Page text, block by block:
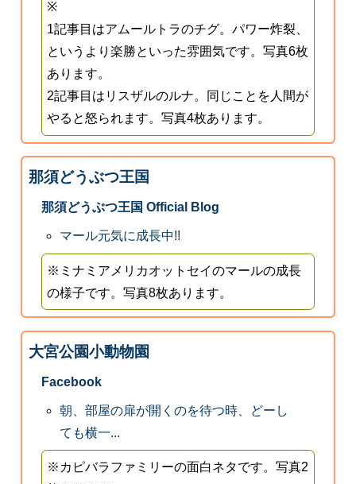
※
1記事目はアムールトラのチグ。パワー炸裂、
というより楽勝といった雰囲気です。写真6枚
あります。
2記事目はリスザルのルナ。同じことを人間が
やると怒られます。写真4枚あります。
那須どうぶつ王国
那須どうぶつ王国 Official Blog
マール元気に成長中!!
※ミナミアメリカオットセイのマールの成長
の様子です。写真8枚あります。
大宮公園小動物園
Facebook
朝、部屋の扉が開くのを待つ時、どーし
ても横一...
※カピバラファミリーの面白ネタです。写真2